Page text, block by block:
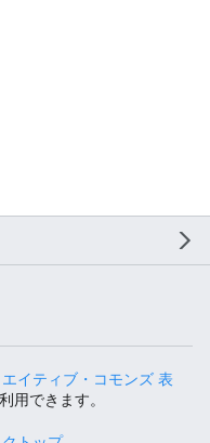
イティブ・コモンズ 表
用できます。